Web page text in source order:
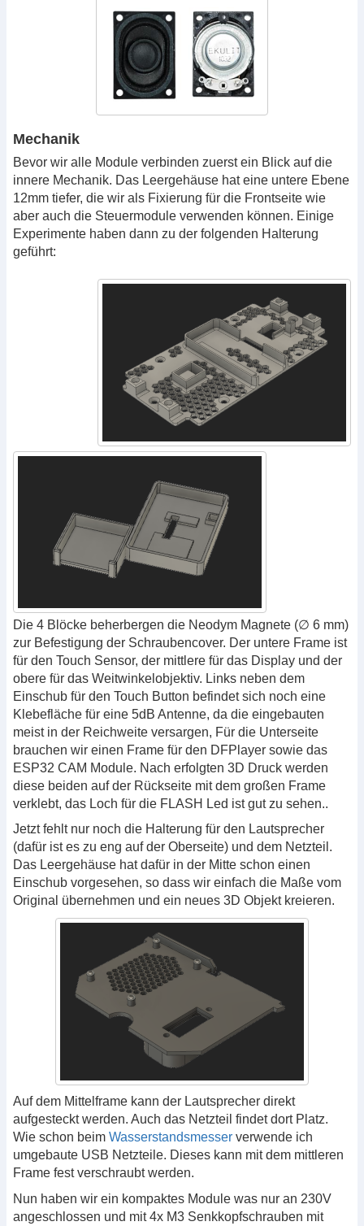
Mechanik
Bevor wir alle Module verbinden zuerst ein Blick auf die
innere Mechanik. Das Leergehäuse hat eine untere Ebene
12mm tiefer, die wir als Fixierung für die Frontseite wie
aber auch die Steuermodule verwenden können. Einige
Experimente haben dann zu der folgenden Halterung
geführt:
Die 4 Blöcke beherbergen die Neodym Magnete (∅ 6 mm)
zur Befestigung der Schraubencover. Der untere Frame ist
für den Touch Sensor, der mittlere für das Display und der
obere für das Weitwinkelobjektiv. Links neben dem
Einschub für den Touch Button befindet sich noch eine
Klebefläche für eine 5dB Antenne, da die eingebauten
meist in der Reichweite versargen, Für die Unterseite
brauchen wir einen Frame für den DFPlayer sowie das
ESP32 CAM Module. Nach erfolgten 3D Druck werden
diese beiden auf der Rückseite mit dem großen Frame
verklebt, das Loch für die FLASH Led ist gut zu sehen..
Jetzt fehlt nur noch die Halterung für den Lautsprecher
(dafür ist es zu eng auf der Oberseite) und dem Netzteil.
Das Leergehäuse hat dafür in der Mitte schon einen
Einschub vorgesehen, so dass wir einfach die Maße vom
Original übernehmen und ein neues 3D Objekt kreieren.
Auf dem Mittelframe kann der Lautsprecher direkt
aufgesteckt werden. Auch das Netzteil findet dort Platz.
Wie schon beim Wasserstandsmesser verwende ich
umgebaute USB Netzteile. Dieses kann mit dem mittleren
Frame fest verschraubt werden.
Nun haben wir ein kompaktes Module was nur an 230V
angeschlossen und mit 4x M3 Senkkopfschrauben mit